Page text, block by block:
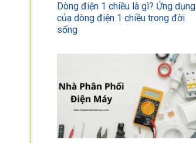
Dòng điện 1 chiều là gì? Ứng dụng
của dòng điện 1 chiều trong đời
sống